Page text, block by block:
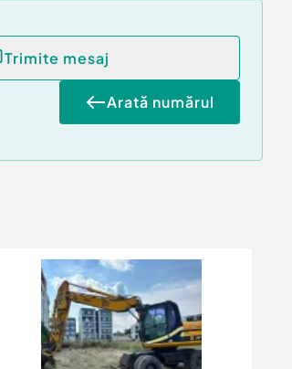
Trimite mesaj
Arată numărul